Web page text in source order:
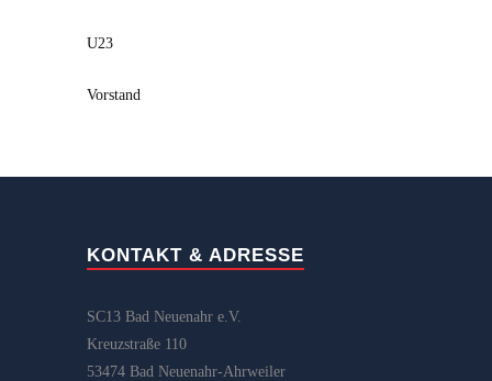
U23
Vorstand
KONTAKT & ADRESSE
SC13 Bad Neuenahr e.V.
Kreuzstraße 110
53474 Bad Neuenahr-Ahrweiler